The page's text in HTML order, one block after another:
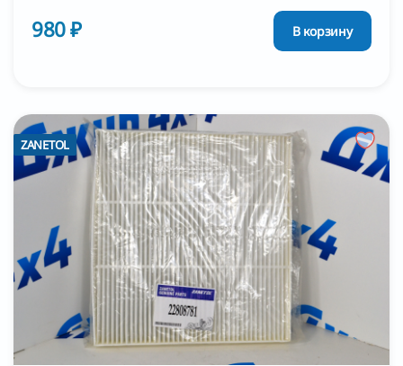
980 ₽ В корзину
ZANETOL